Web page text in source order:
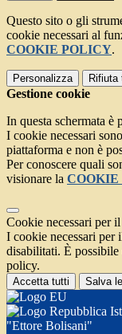
Questo sito o gli
cookie necessari al
COOKIE POLICY.
Personalizza Rifiuta
Gestione cookie
In questa schermata è
I cookie necessari
piattaforma e non è
Per conoscere quali
visionare la
Cookie necessari per
I cookie necessari per
disabilitati. È
policy.
Accetta tutti Salva
"Ettore Bolisani"